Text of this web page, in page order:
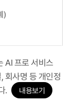
)
AI 프로 서비스
회사명 등 개인정
.
내용보기